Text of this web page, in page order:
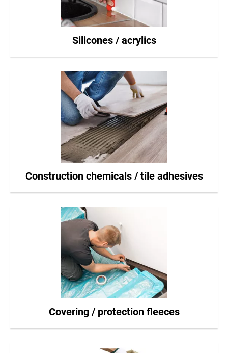
Silicones / acrylics
Construction chemicals / tile adhesives
Covering / protection fleeces